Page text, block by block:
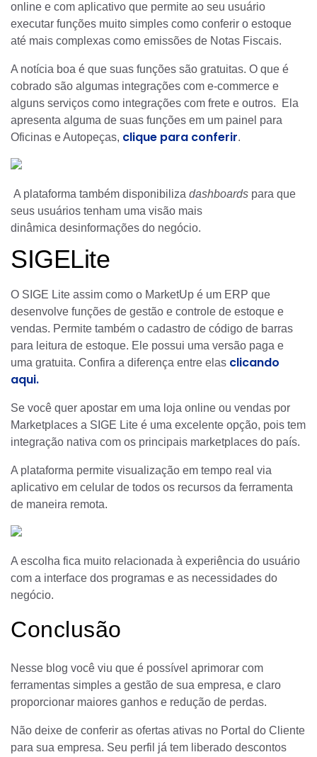
online e com aplicativo que permite ao seu usuário
executar funções muito simples como conferir o estoque
até mais complexas como emissões de Notas Fiscais.
A notícia boa é que suas funções são gratuitas. O que é
cobrado são algumas integrações com e-commerce e
alguns serviços como integrações com frete e outros. Ela
apresenta alguma de suas funções em um painel para
Oficinas e Autopeças, clique para conferir.
A plataforma também disponibiliza dashboards para que
seus usuários tenham uma visão mais
dinâmica desinformações do negócio.
SIGELite
O SIGE Lite assim como o MarketUp é um ERP que
desenvolve funções de gestão e controle de estoque e
vendas. Permite também o cadastro de código de barras
para leitura de estoque. Ele possui uma versão paga e
uma gratuita. Confira a diferença entre elas clicando
aqui.
Se você quer apostar em uma loja online ou vendas por
Marketplaces a SIGE Lite é uma excelente opção, pois tem
integração nativa com os principais marketplaces do país.
A plataforma permite visualização em tempo real via
aplicativo em celular de todos os recursos da ferramenta
de maneira remota.
A escolha fica muito relacionada à experiência do usuário
com a interface dos programas e as necessidades do
negócio.
Conclusão
Nesse blog você viu que é possível aprimorar com
ferramentas simples a gestão de sua empresa, e claro
proporcionar maiores ganhos e redução de perdas.
Não deixe de conferir as ofertas ativas no Portal do Cliente
para sua empresa. Seu perfil já tem liberado descontos